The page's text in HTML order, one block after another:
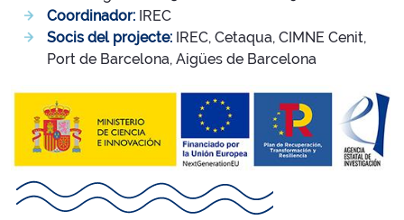
Coordinador: IREC
Socis del projecte: IREC, Cetaqua, CIMNE Cenit,
Port de Barcelona, Aigües de Barcelona